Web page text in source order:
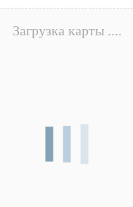
Загрузка карты ....